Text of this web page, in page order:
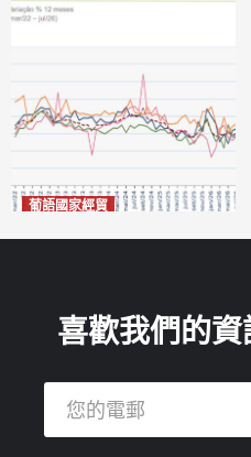
葡語國家經貿
喜歡我們的資